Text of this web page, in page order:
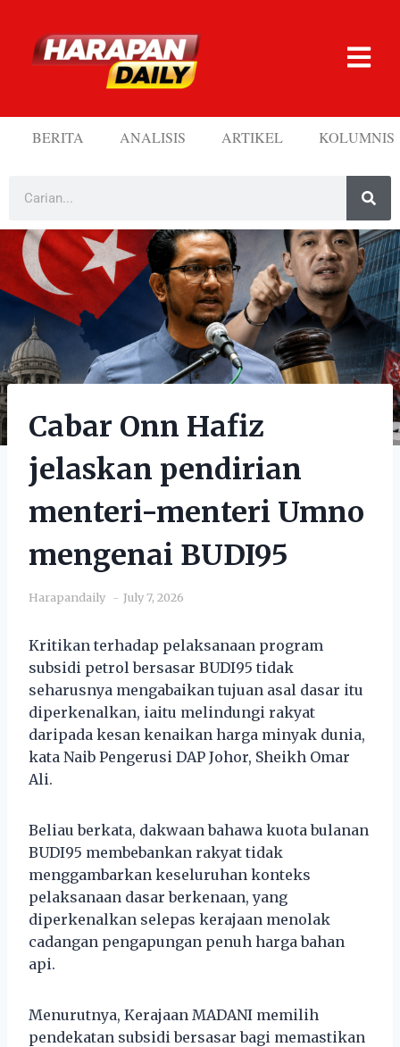
BERITA ANALISIS ARTIKEL KOLUMNIS
Cabar Onn Hafiz
jelaskan pendirian
menteri-menteri Umno
mengenai BUDI95
Harapandaily July 7, 2026
Kritikan terhadap pelaksanaan program
subsidi petrol bersasar BUDI95 tidak
seharusnya mengabaikan tujuan asal dasar itu
diperkenalkan, iaitu melindungi rakyat
daripada kesan kenaikan harga minyak dunia,
kata Naib Pengerusi DAP Johor, Sheikh Omar
Ali.
Beliau berkata, dakwaan bahawa kuota bulanan
BUDI95 membebankan rakyat tidak
menggambarkan keseluruhan konteks
pelaksanaan dasar berkenaan, yang
diperkenalkan selepas kerajaan menolak
cadangan pengapungan penuh harga bahan
api.
Menurutnya, Kerajaan MADANI memilih
pendekatan subsidi bersasar bagi memastikan